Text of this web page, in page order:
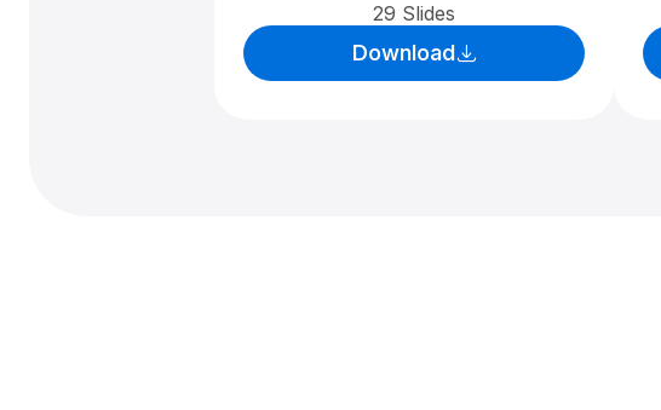
29 Slides
Download